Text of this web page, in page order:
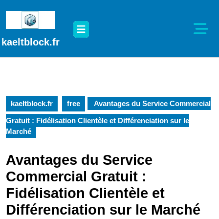
contenu
kaeltblock.fr
Open
Button
kaeltblock.fr free Avantages du Service Commercial
Gratuit : Fidélisation Clientèle et Différenciation sur le
Marché
Avantages du Service
Commercial Gratuit :
Fidélisation Clientèle et
Différenciation sur le Marché